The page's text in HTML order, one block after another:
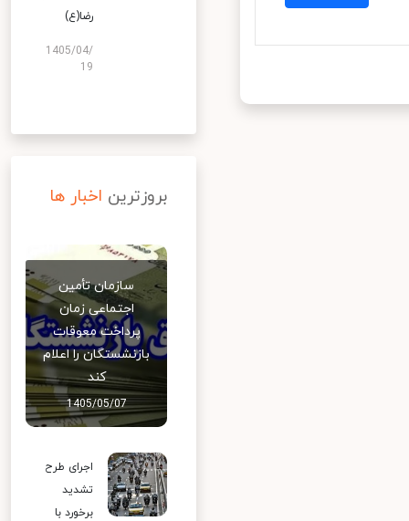
رضا(ع)
1405/04/
19
بروزترین اخبار ها
سازمان تأمین
اجتماعی زمان
پرداخت معوقات
بازنشستگان را اعلام
کند
1405/05/07
اجرای طرح
تشدید
برخورد با